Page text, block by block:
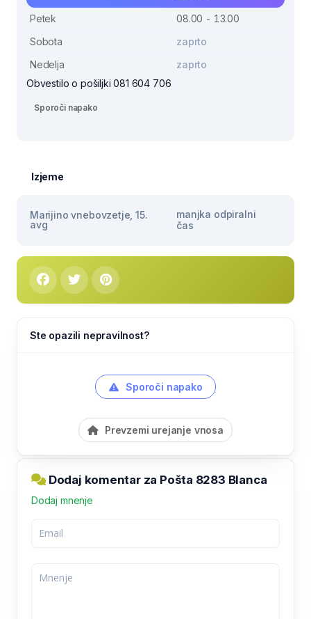
Petek
08.00 - 13.00
Sobota
zaprto
Nedelja
zaprto
Obvestilo o pošiljki 081 604 706
Sporoči napako
Izjeme
Marijino vnebovzetje, 15.
avg
manjka odpiralni
čas
Ste opazili nepravilnost?
Sporoči napako
Prevzemi urejanje vnosa
Dodaj komentar za Pošta 8283 Blanca
Dodaj mnenje